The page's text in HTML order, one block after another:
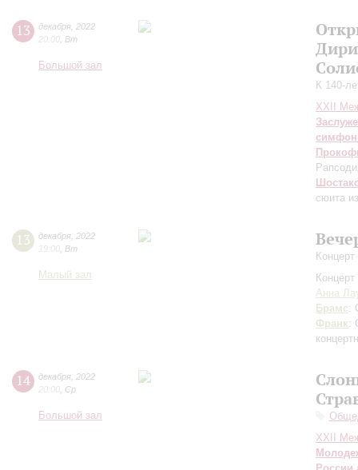
13 декабря 2022
20:00 Вт
Большой зал
К 140-
XXII
сюита
13 декабря 2022
19:00 Вт
Малый зал
Анна
Брамс:
Франк:
14 декабря 2022
20:00 Ср
Большой зал
XXII